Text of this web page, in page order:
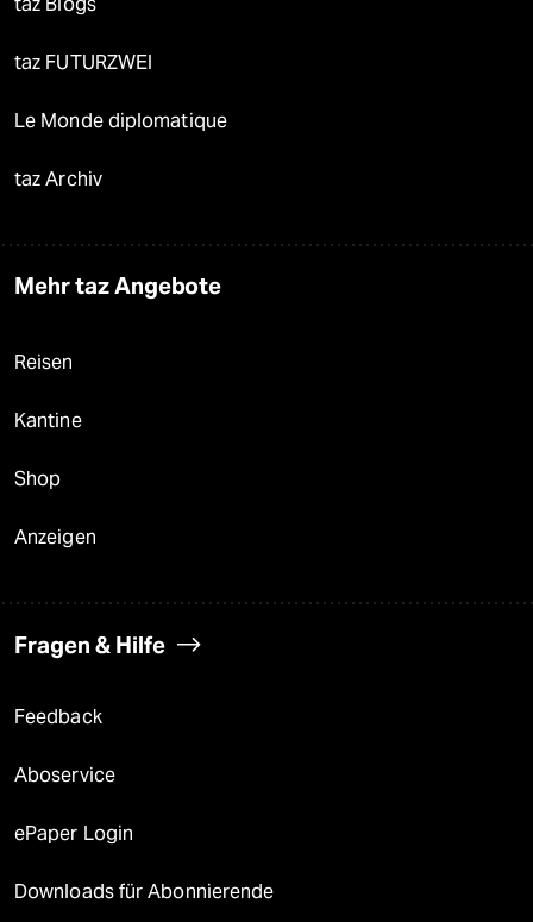
taz FUTURZWEI
Le Monde diplomatique
taz Archiv
Mehr taz Angebote
Reisen
Kantine
Shop
Anzeigen
Fragen & Hilfe
Feedback
Aboservice
ePaper Login
Downloads für Abonnierende